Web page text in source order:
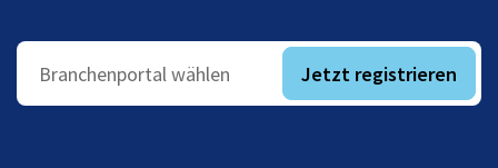
Branchenportal wählen Jetzt registrieren